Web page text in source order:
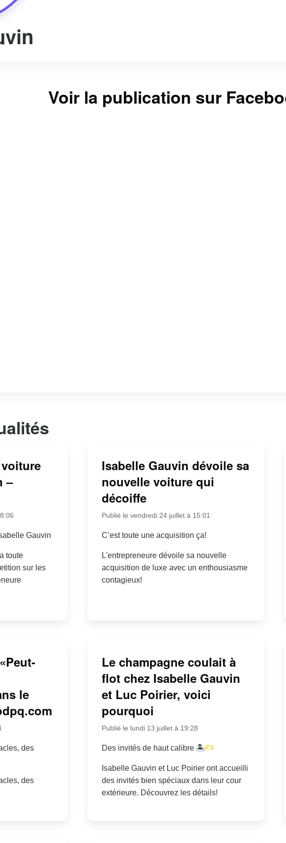
Voir la publication sur
–
Gauvin
toute
sur les
Isabelle Gauvin dévoile sa
nouvelle voiture qui
décoiffe
Publié le vendredi 24 juillet à 15:01
C’est toute une acquisition ça!
L'entrepreneure dévoile sa nouvelle
acquisition de luxe avec un enthousiasme
contagieux!
le
des
des
Le champagne coulait à
flot chez Isabelle Gauvin
et Luc Poirier, voici
pourquoi
Publié le lundi 13 juillet à 19:28
Des invités de haut calibre 🏝
Isabelle Gauvin et Luc Poirier ont accueilli
des invités bien spéciaux dans leur cour
extérieure. Découvrez les détails!